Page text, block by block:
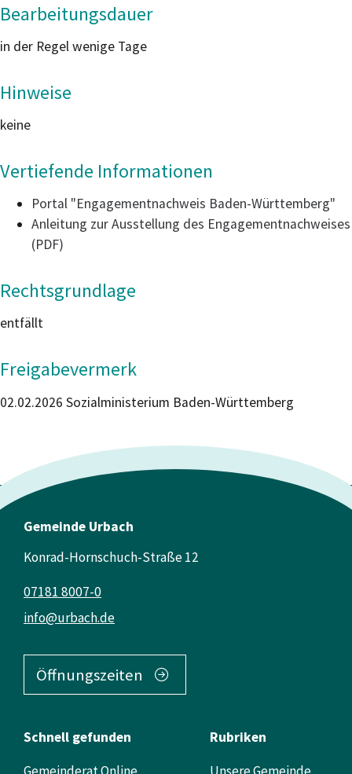
Bearbeitungsdauer
in der Regel wenige Tage
Hinweise
keine
Vertiefende Informationen
Portal "Engagementnachweis Baden-Württemberg"
Anleitung zur Ausstellung des Engagementnachweises
(PDF)
Rechtsgrundlage
entfällt
Freigabevermerk
02.02.2026 Sozialministerium Baden-Württemberg
Gemeinde Urbach
Konrad-Hornschuch-Straße 12
info@urbach.de
07181 8007-0
Öffnungszeiten
Schnell gefunden
Rubriken